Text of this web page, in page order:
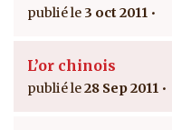
3 oct 2011
L’or chinois
28 Sep 2011